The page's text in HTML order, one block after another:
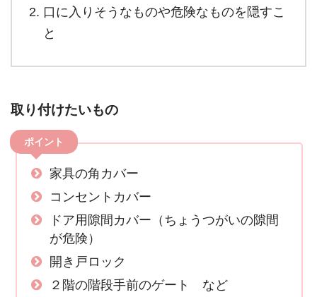
口に入りそうなものや危険なものを隠すこ
と
取り付けたいもの
ポイント
家具の角カバー
コンセントカバー
ドア用隙間カバー（ちょうつがいの隙間
が危険）
開き戸ロック
２階の階段手前のゲート など